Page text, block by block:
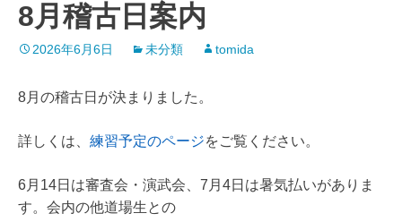
8月稽古日案内
2026年6月6日 未分類 tomida
8月の稽古日が決まりました。
詳しくは、 練習予定のページをご覧ください。
6月14日は審査会・演武会、7月4日は暑気払いがありま
す。会内の他道場生との